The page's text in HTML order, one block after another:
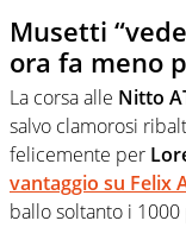
Musetti
ora fa meno
La corsa alle Nitto
salvo clamorosi
felicemente per
vantaggio su Felix
ballo soltanto i